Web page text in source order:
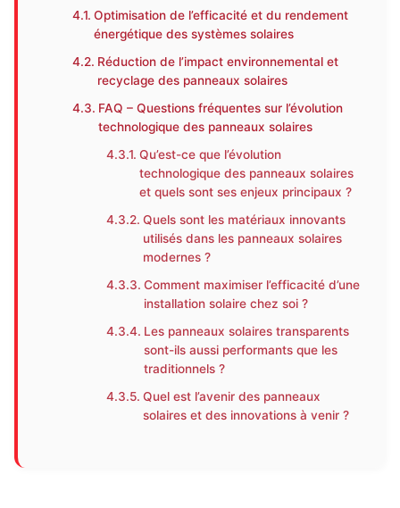
Optimisation de l’efficacité et du rendement
énergétique des systèmes solaires
Réduction de l’impact environnemental et
recyclage des panneaux solaires
FAQ – Questions fréquentes sur l’évolution
technologique des panneaux solaires
Qu’est-ce que l’évolution
technologique des panneaux solaires
et quels sont ses enjeux principaux ?
Quels sont les matériaux innovants
utilisés dans les panneaux solaires
modernes ?
Comment maximiser l’efficacité d’une
installation solaire chez soi ?
Les panneaux solaires transparents
sont-ils aussi performants que les
traditionnels ?
Quel est l’avenir des panneaux
solaires et des innovations à venir ?